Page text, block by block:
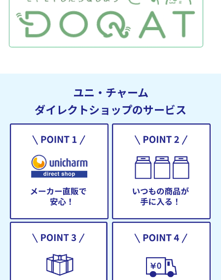
ユニ・チャーム
ダイレクトショップのサービス